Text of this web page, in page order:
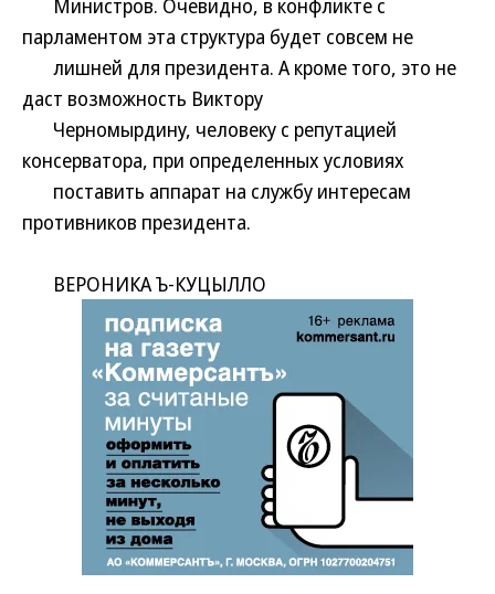
Министров. Очевидно, в конфликте с
парламентом эта структура будет совсем не
лишней для президента. А кроме того, это не
даст возможность Виктору
Черномырдину, человеку с репутацией
консерватора, при определенных условиях
поставить аппарат на службу интересам
противников президента.
ВЕРОНИКА Ъ-КУЦЫЛЛО